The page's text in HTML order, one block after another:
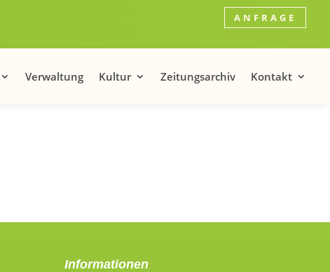
ANFRAGE
Verwaltung Kultur Zeitungsarchiv Kontakt
Informationen